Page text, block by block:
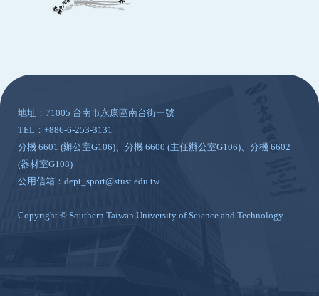
地址：71005 台南市永康區南台街一號
TEL：+886-6-253-3131
分機 6601 (辦公室G106)、分機 6600 (主任辦公室G106)、分機 6602
(器材室G108)
公用信箱：dept_sport@stust.edu.tw
Copyright © Southern Taiwan University of Science and Technology